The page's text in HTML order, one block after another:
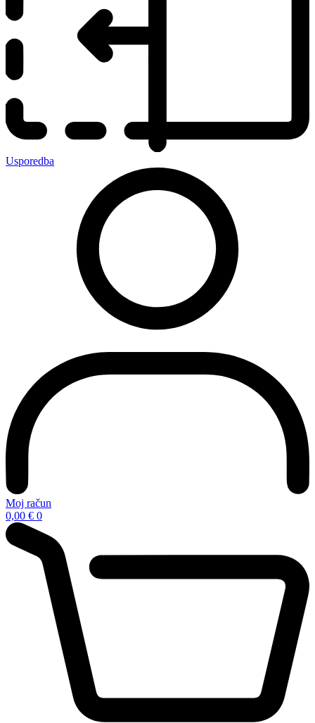
Usporedba
Moj račun
0,00 € 0